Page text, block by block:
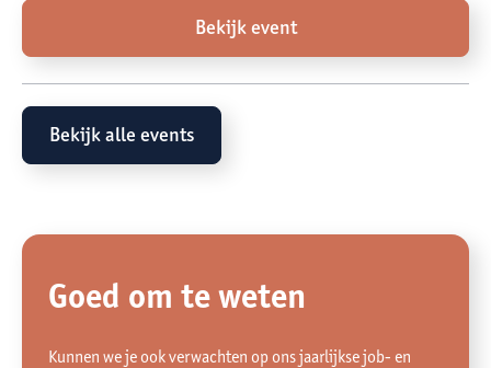
Bekijk event
Bekijk alle events
Goed om te weten
Kunnen we je ook verwachten op ons jaarlijkse job- en